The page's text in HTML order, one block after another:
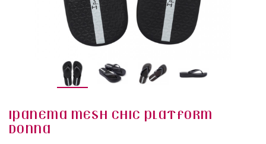
IPANEMA MESH CHIC PLATFORM
DONNA